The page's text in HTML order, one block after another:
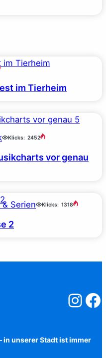
im Tierheim
Klicks: 2452
vor genau
& Serien Klicks: 1318
2
in unserer Stadt ist immer